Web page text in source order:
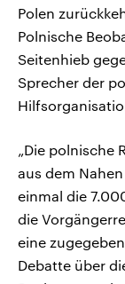
Polen
Polnische
Seitenhieb
Sprecher der
„Die polnische
aus dem
einmal die
die
eine
Debatte über